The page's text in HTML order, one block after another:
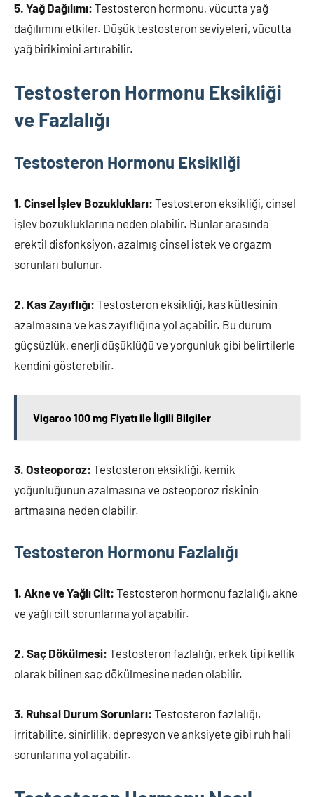
5. Yağ Dağılımı: Testosteron hormonu, vücutta yağ
dağılımını etkiler. Düşük testosteron seviyeleri, vücutta
yağ birikimini artırabilir.
Testosteron Hormonu Eksikliği
ve Fazlalığı
Testosteron Hormonu Eksikliği
1. Cinsel İşlev Bozuklukları: Testosteron eksikliği, cinsel
işlev bozukluklarına neden olabilir. Bunlar arasında
erektil disfonksiyon, azalmış cinsel istek ve orgazm
sorunları bulunur.
2. Kas Zayıflığı: Testosteron eksikliği, kas kütlesinin
azalmasına ve kas zayıflığına yol açabilir. Bu durum
güçsüzlük, enerji düşüklüğü ve yorgunluk gibi belirtilerle
kendini gösterebilir.
Vigaroo 100 mg Fiyatı ile İlgili Bilgiler
3. Osteoporoz: Testosteron eksikliği, kemik
yoğunluğunun azalmasına ve osteoporoz riskinin
artmasına neden olabilir.
Testosteron Hormonu Fazlalığı
1. Akne ve Yağlı Cilt: Testosteron hormonu fazlalığı, akne
ve yağlı cilt sorunlarına yol açabilir.
2. Saç Dökülmesi: Testosteron fazlalığı, erkek tipi kellik
olarak bilinen saç dökülmesine neden olabilir.
3. Ruhsal Durum Sorunları: Testosteron fazlalığı,
irritabilite, sinirlilik, depresyon ve anksiyete gibi ruh hali
sorunlarına yol açabilir.